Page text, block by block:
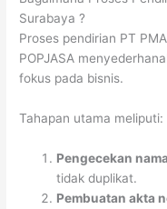
Surabaya ?
Proses pendirian PT
POPJASA
fokus pada bisnis.
Tahapan utama meliputi:
Pengecekan
tidak duplikat.
Pembuatan akta